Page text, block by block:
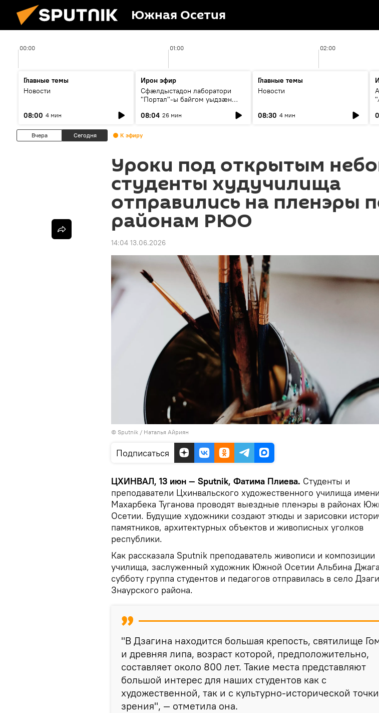
Южная Осетия
00:00 01:00 02:00
Главные темы
Новости
08:00 4 мин
Ирон эфир
Сфæлдыстадон лаборатори
"Портал"-ы байгом уыдзæн
Æхсары куыстыты равдыст
08:04 26 мин
Главные темы
Новости
08:30 4 мин
Вчера Сегодня К эфиру
Уроки под открытым
студенты худучилища
отправились на пленэры
районам РЮО
14:04 13.06.2026
© Sputnik / Наталья Айриян
Подписаться
ЦХИНВАЛ, 13 июн — Sputnik, Фатима Плиева. Студенты и
преподаватели Цхинвальского художественного училища имени
Махарбека Туганова проводят выездные пленэры в районах
Осетии. Будущие художники создают этюды и зарисовки
памятников, архитектурных объектов и живописных уголков
республики.
Как рассказала Sputnik преподаватель живописи и композиции
училища, заслуженный художник Южной Осетии Альбина
субботу группа студентов и педагогов отправилась в село
Знаурского района.
"В Дзагина находится большая крепость, святилище
и древняя липа, возраст которой, предположительно,
составляет около 800 лет. Такие места представляют
большой интерес для наших студентов как с
художественной, так и с культурно-исторической точки
зрения", — отметила она.